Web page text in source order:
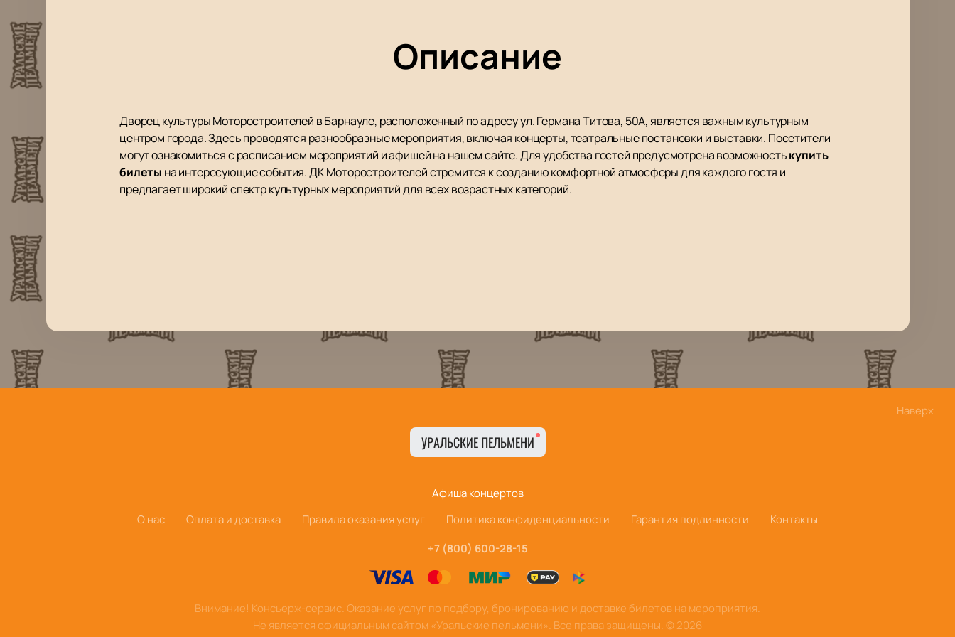
Описание
Дворец культуры Моторостроителей в Барнауле, расположенный по адресу ул. Германа Титова, 50А, является важным культурным
центром города. Здесь проводятся разнообразные мероприятия, включая концерты, театральные постановки и выставки. Посетители
могут ознакомиться с расписанием мероприятий и афишей на нашем сайте. Для удобства гостей предусмотрена возможностькупить
билеты на интересующие события. ДК Моторостроителей стремится к созданию комфортной атмосферы для каждого гостя и
предлагает широкий спектр культурных мероприятий для всех возрастных категорий.
Наверх
УРАЛЬСКИЕ ПЕЛЬМЕНИ
Афиша концертов
О нас
Оплата и доставка Правила оказания услуг Политика конфиденциальности Гарантия подлинности
Контакты
+7 (800) 600-28-15
Внимание! Консьерж-сервис. Оказание услуг по подбору, бронированию и доставке билетов на мероприятия.
Не является официальным сайтом «Уральские пельмени». Все права защищены.©2026